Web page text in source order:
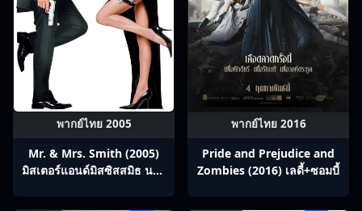
พากย์ไทย 2005
Mr. & Mrs. Smith (2005)
มิสเตอร์แอนด์มิสซิสสมิธ นาย
พากย์ไทย 2016
Pride and Prejudice and
Zombies (2016) เลดี้+ซอมบี้